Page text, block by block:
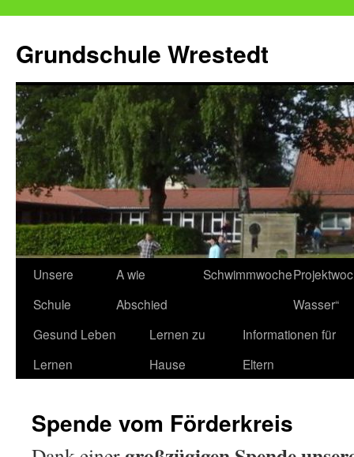
springen
Grundschule Wrestedt
Unsere
Schule
A wie
Abschied
Schwimmwoche
Wasser“
Gesund Leben
Lernen
Lernen zu
Hause
Informationen für
Eltern
Spende vom Förderkreis